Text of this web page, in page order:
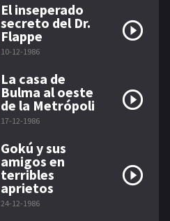
El inseperado
secreto del Dr.
Flappe
10-12-1986
La casa de
Bulma al oeste
de la Metrópoli
17-12-1986
Gokú y sus
amigos en
terribles
aprietos
24-12-1986